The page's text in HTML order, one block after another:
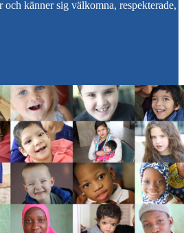
känner sig välkomna, respekterade,